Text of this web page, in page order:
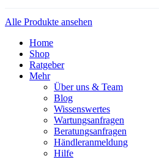
Alle Produkte ansehen
Home
Shop
Ratgeber
Mehr
Über uns & Team
Blog
Wissenswertes
Wartungsanfragen
Beratungsanfragen
Händleranmeldung
Hilfe